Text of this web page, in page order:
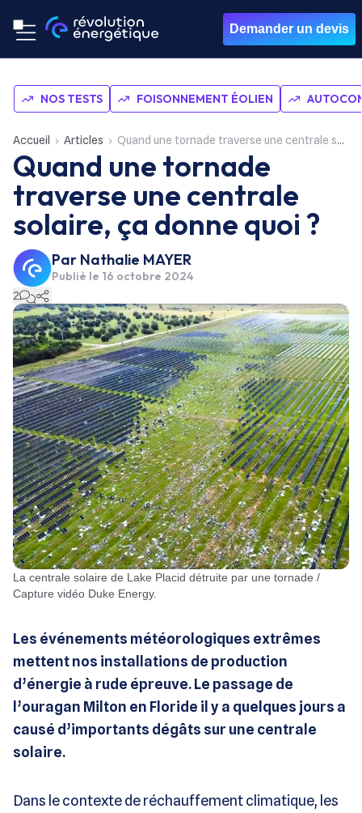
Demander un devis
NOS TESTS FOISONNEMENT ÉOLIEN
Accueil Articles Quand une tornade traverse une centrale solaire, ça donne quoi ?
Quand une tornade
traverse une centrale
solaire, ça donne quoi ?
Par Nathalie MAYER
Publié le 16 octobre 2024
2
La centrale solaire de Lake Placid détruite par une tornade /
Capture vidéo Duke Energy.
Les événements météorologiques extrêmes
mettent nos installations de production
d’énergie à rude épreuve. Le passage de
l’ouragan Milton en Floride il y a quelques jours a
causé d’importants dégâts sur une centrale
solaire.
Dans le contexte de réchauffement climatique, les